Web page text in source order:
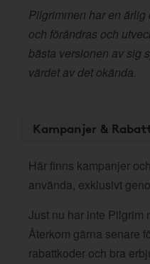
Pilgrimmen har en
och förändras och
bästa versionen av sig
värdet av det okända.
Kampanjer &
Här finns kampanjer
använda, exklusivt
Just nu har inte Pilgrim
Återkom gärna senare
rabattkoder och bra